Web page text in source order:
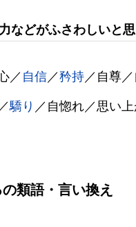
などがふさわしいと
／ 自信／矜持／自尊
驕り ／自惚れ／思い
類語・言い換え